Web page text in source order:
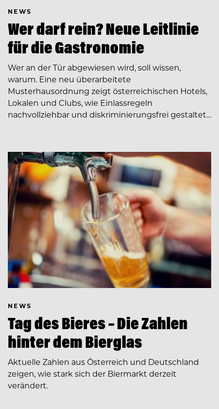
NEWS
Wer darf rein? Neue Leitlinie
für die Gastronomie
Wer an der Tür abgewiesen wird, soll wissen,
warum. Eine neu überarbeitete
Musterhausordnung zeigt österreichischen Hotels,
Lokalen und Clubs, wie Einlassregeln
nachvollziehbar und diskriminierungsfrei gestaltet…
NEWS
Tag des Bieres – Die Zahlen
hinter dem Bierglas
Aktuelle Zahlen aus Österreich und Deutschland
zeigen, wie stark sich der Biermarkt derzeit
verändert.